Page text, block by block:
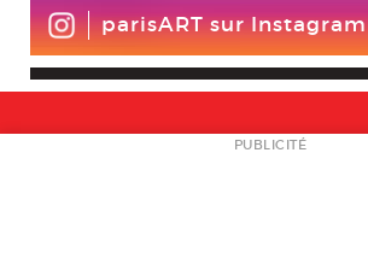
parisART sur Instagram
NEWSLETTER
PUBLICITÉ